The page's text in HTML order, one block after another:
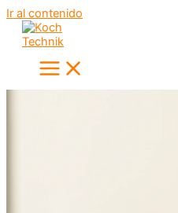
Ir al contenido